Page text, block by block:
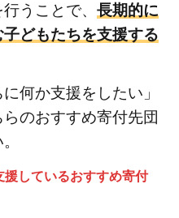
うことで、 長期的に
どもたちを支援する
何か支援をしたい」
のおすすめ寄付先団
しているおすすめ寄付